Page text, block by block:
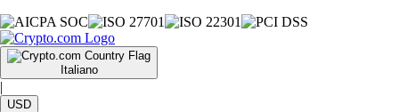
Italiano
|
USD